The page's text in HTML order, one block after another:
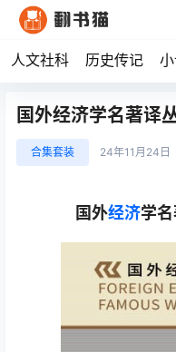
人文社科 历史传记
国外经济学名著译
合集套装 24年11月24日
国外经济学